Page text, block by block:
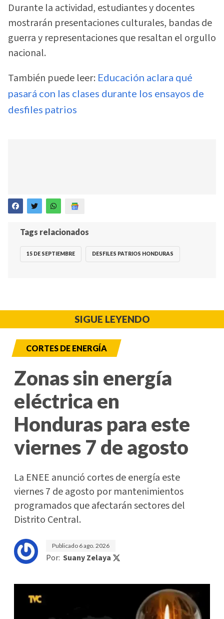
Durante la actividad, estudiantes y docentes
mostrarán presentaciones culturales, bandas de
guerra y representaciones que resaltan el orgullo
nacional.
También puede leer: Educación aclara qué
pasará con las clases durante los ensayos de
desfiles patrios
Tags relacionados
15 DE SEPTIEMBRE DESFILES PATRIOS HONDURAS
SIGUE LEYENDO
CORTES DE ENERGÍA
Zonas sin energía
eléctrica en
Honduras para este
viernes 7 de agosto
La ENEE anunció cortes de energía este
viernes 7 de agosto por mantenimientos
programados que afectarán sectores del
Distrito Central.
Publicado 6 ago. 2026
Por: Suany Zelaya